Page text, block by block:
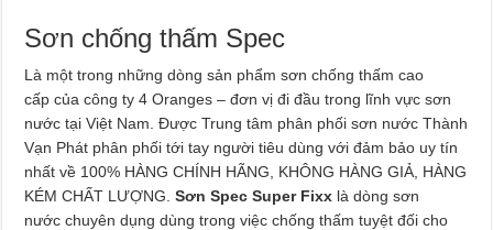
Sơn chống thấm Spec
Là một trong những dòng sản phẩm sơn chống thấm cao
cấp của công ty 4 Oranges – đơn vị đi đầu trong lĩnh vực sơn
nước tại Việt Nam. Được Trung tâm phân phối sơn nước Thành
Vạn Phát phân phối tới tay người tiêu dùng với đảm bảo uy tín
nhất về 100% HÀNG CHÍNH HÃNG, KHÔNG HÀNG GIẢ, HÀNG
KÉM CHẤT LƯỢNG.Sơn Spec Super Fixx là dòng sơn
nước chuyên dụng dùng trong việc chống thấm tuyệt đối cho